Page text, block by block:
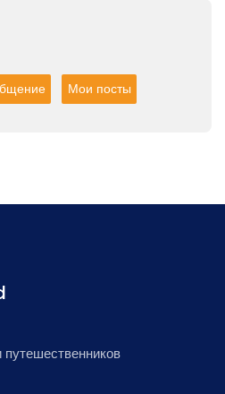
Мои посты